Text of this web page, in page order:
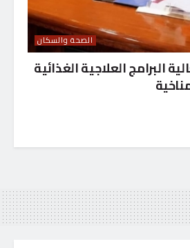
الصحة والسكان
البرامج العلاجية الغذائية